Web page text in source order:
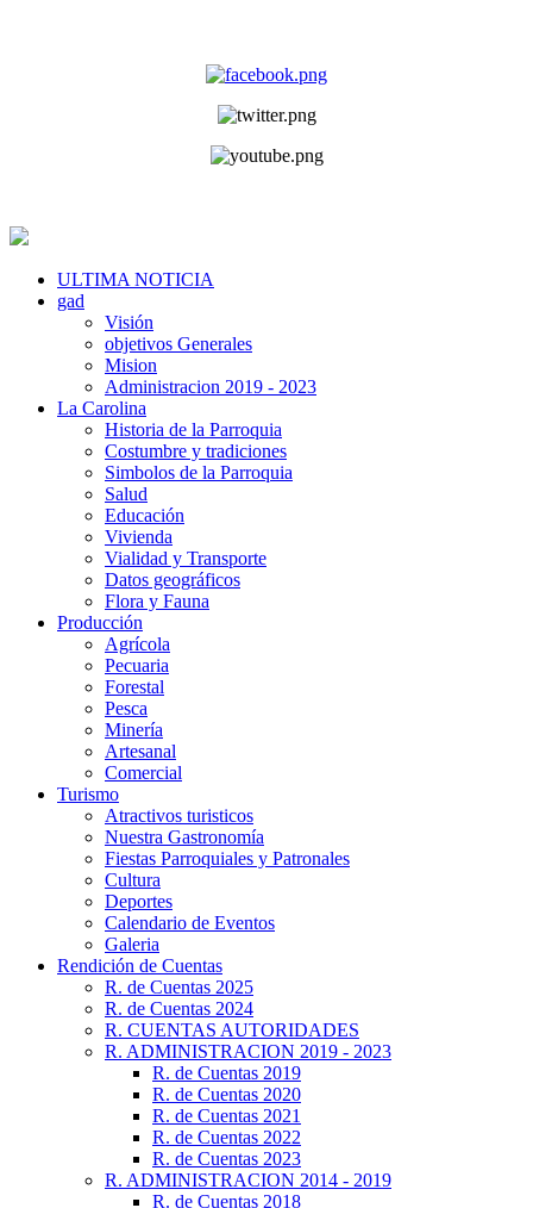
ULTIMA NOTICIA
gad
Visión
objetivos Generales
Mision
Administracion 2019 - 2023
La Carolina
Historia de la Parroquia
Costumbre y tradiciones
Simbolos de la Parroquia
Salud
Educación
Vivienda
Vialidad y Transporte
Datos geográficos
Flora y Fauna
Producción
Agrícola
Pecuaria
Forestal
Pesca
Minería
Artesanal
Comercial
Turismo
Atractivos turisticos
Nuestra Gastronomía
Fiestas Parroquiales y Patronales
Cultura
Deportes
Calendario de Eventos
Galeria
Rendición de Cuentas
R. de Cuentas 2025
R. de Cuentas 2024
R. CUENTAS AUTORIDADES
R. ADMINISTRACION 2019 - 2023
R. de Cuentas 2019
R. de Cuentas 2020
R. de Cuentas 2021
R. de Cuentas 2022
R. de Cuentas 2023
R. ADMINISTRACION 2014 - 2019
R. de Cuentas 2018